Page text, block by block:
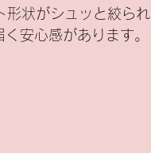
形状がシュッと絞られ
安心感があります。